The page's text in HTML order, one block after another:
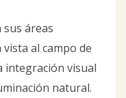
áreas
al campo de
integración visual
natural.